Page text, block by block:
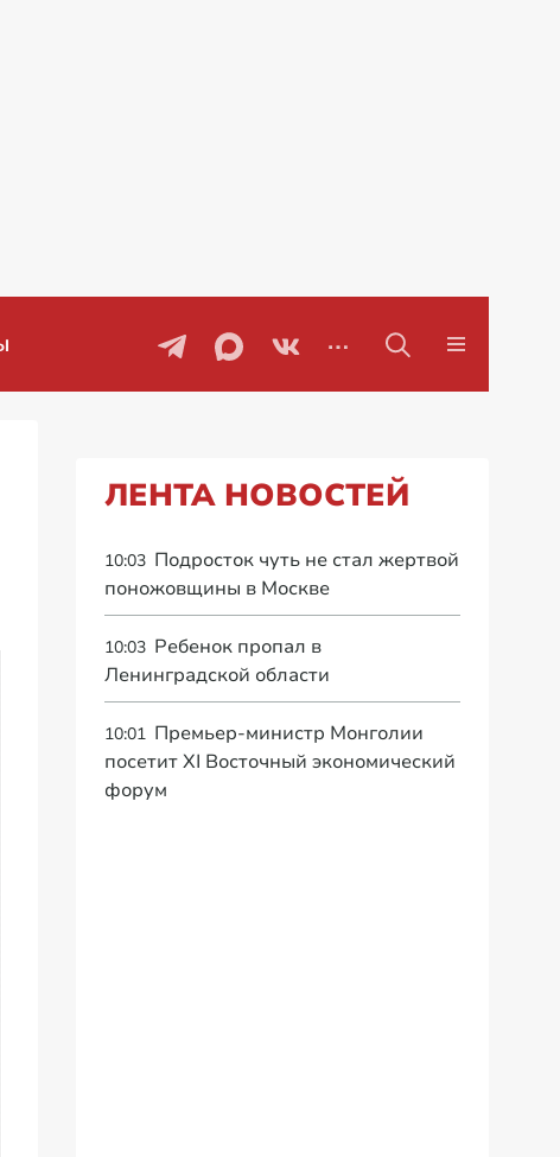
Проблемы с бензином в
ЛЕНТА НОВОСТЕЙ
10:03 Подросток чуть не стал жертвой
поножовщины в Москве
10:03 Ребенок пропал в
Ленинградской области
10:01 Премьер-министр Монголии
посетит XI Восточный экономический
форум